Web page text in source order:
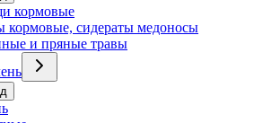
кормовые
кормовые, сидераты медоносы
и пряные травы